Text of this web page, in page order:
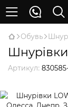
Обувь
Артикул: